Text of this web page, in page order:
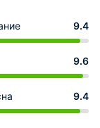
9.4
9.6
9.4